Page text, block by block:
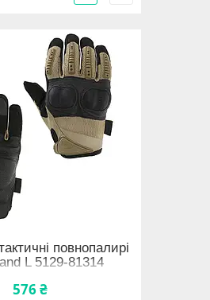
повнопалирі
L 5129-81314
576 ₴